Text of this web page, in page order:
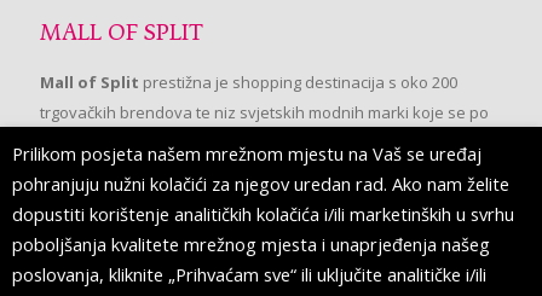
MALL OF SPLIT
Mall of Split prestižna je shopping destinacija s oko 200
trgovačkih brendova te niz svjetskih modnih marki koje se po
prvi put pojavljuju u Splitu.
PRATITE NAS
Prilikom posjeta našem mrežnom mjestu na Vaš se uređaj
pohranjuju nužni kolačići za njegov uredan rad. Ako nam želite
dopustiti korištenje analitičkih kolačića i/ili marketinških u svrhu
poboljšanja kvalitete mrežnog mjesta i unaprjeđenja našeg
poslovanja, kliknite „Prihvaćam sve“ ili uključite analitičke i/ili